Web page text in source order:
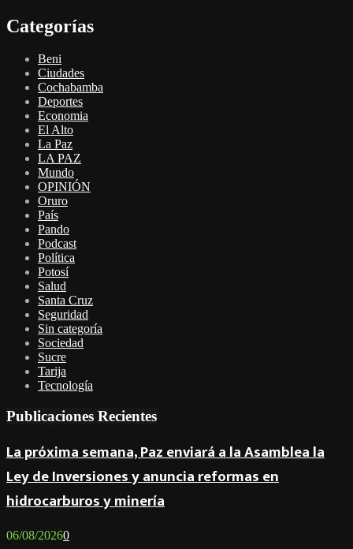
Categorías
Beni
Ciudades
Cochabamba
Deportes
Economia
El Alto
La Paz
LA PAZ
Mundo
OPINIÓN
Oruro
País
Pando
Podcast
Política
Potosí
Salud
Santa Cruz
Seguridad
Sin categoría
Sociedad
Sucre
Tarija
Tecnología
Publicaciones Recientes
La próxima semana, Paz enviará a la Asamblea la
Ley de Inversiones y anuncia reformas en
hidrocarburos y minería
06/08/20260